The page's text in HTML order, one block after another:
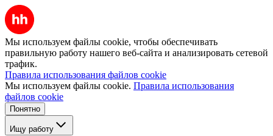
Мы используем файлы cookie, чтобы обеспечивать
правильную работу нашего веб-сайта и анализировать сетевой
трафик.
Правила использования файлов cookie
Мы используем файлы cookie. Правила использования
файлов cookie
Понятно
Ищу работу